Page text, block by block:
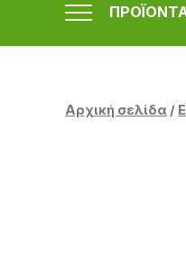
Αρχική σελίδα /